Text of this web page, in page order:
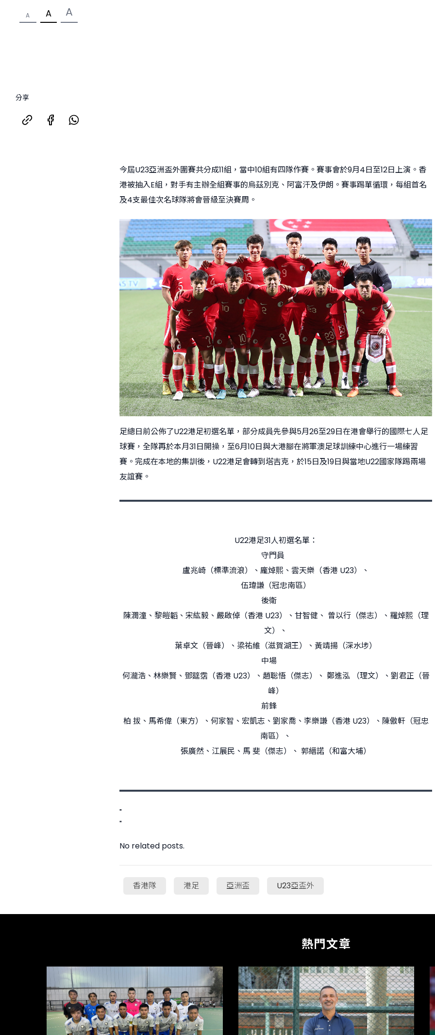
A A A
分享
今屆U23亞洲盃外圍賽共分成11組，當中10組有四隊作賽。賽事會於9月4日至12日上演。香
港被抽入E組，對手有主辦全組賽事的烏茲別克、阿富汗及伊朗。賽事踢單循環，每組首名
及4支最佳次名球隊將會晉級至決賽周。
足總日前公佈了U22港足初選名單，部分成員先參與5月26至29日在港會舉行的國際七人足
球賽，全隊再於本月31日開操，至6月10日與大港腳在將軍澳足球訓練中心進行一場練習
賽。完成在本地的集訓後，U22港足會轉到塔吉克，於15日及19日與當地U22國家隊踢兩場
友誼賽。
U22港足31人初選名單：
守門員
盧兆崎（標準流浪）、龐焯熙、雲天樂（香港 U23）、
伍瑋謙（冠忠南區）
後衛
陳潤潼、黎皚韜、宋紘毅、嚴啟倬（香港 U23）、甘智健、 曾以行（傑志）、羅焯熙（理
文）、
葉卓文（晉峰）、梁祐維（滋賀湖王）、黃靖揚（深水埗）
中場
何瀧浩、林樂賢、鄧筵霑（香港 U23）、趙聡悟（傑志）、 鄭進泓 （理文）、劉君正（晉
峰）
前鋒
柏 拔、馬希偉（東方）、何家智、宏凱志、劉家喬、李樂謙（香港 U23）、陳傲軒（冠忠
南區）、
張廣然、江展民、馬 斐（傑志）、 郭縉諾（和富大埔）
"
"
No related posts.
香港隊 港足 亞洲盃 U23亞盃外
熱門文章